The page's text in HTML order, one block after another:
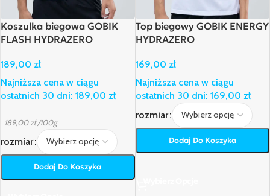
Koszulka biegowa GOBIK
FLASH HYDRAZERO
189,00 zł
Najniższa cena w ciągu
ostatnich 30 dni: 189,00 zł
189,00zł /100g
rozmiar
Dodaj Do Koszyka
Top biegowy GOBIK ENERGY
HYDRAZERO
169,00 zł
Najniższa cena w ciągu
ostatnich 30 dni: 169,00 zł
rozmiar
Dodaj Do Koszyka